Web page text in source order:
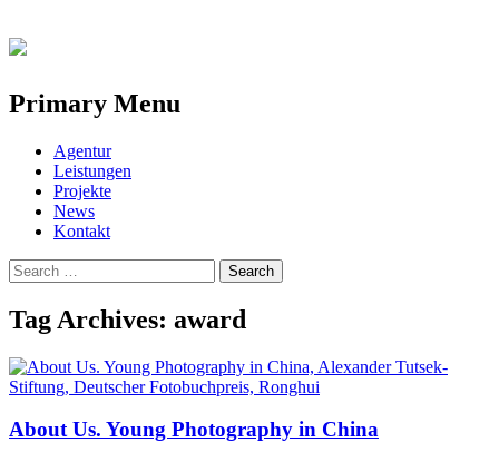
Primary Menu
Skip
content
Agentur
Leistungen
Projekte
News
Kontakt
Search
for:
Tag Archives: award
About Us. Young Photography in China